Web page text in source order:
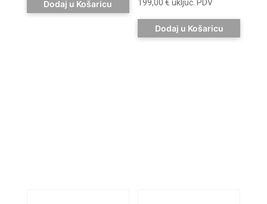
Dodaj u Košaricu 199,00€ uključ. PDV
Dodaj u Košaricu